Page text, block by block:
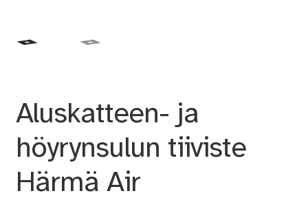
Aluskatteen- ja
höyrynsulun tiiviste
Härmä Air